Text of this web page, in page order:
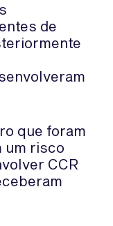
de
que foram
um risco
CCR